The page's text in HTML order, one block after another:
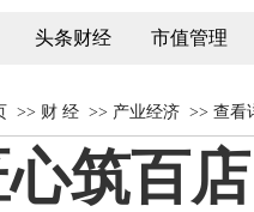
头条财经 市值管理
>> 财 经 >> 产业经济 >> 查看
心筑百